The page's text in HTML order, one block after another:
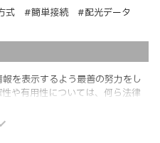
式 #簡単接続 #配光データ
を表示するよう最善の努力をし
や有用性については、何ら法律